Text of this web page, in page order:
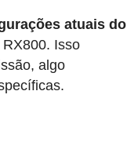
atuais do
Isso
algo